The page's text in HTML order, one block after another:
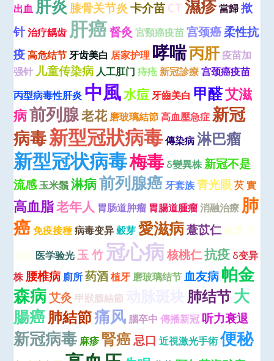
出血 肝炎 膝骨关节炎卡介苗CT 濕疹當歸 揿
针治疗龋齿 肝癌督灸 宮頸癌疫苗 宫颈癌柔性抗
疫 高危结节 牙齿美白 居家护理 哮喘丙肝疫苗加
强针 儿童传染病 人工肛门 痔疮 新冠診療 宫颈癌疫苗
丙型病毒性肝炎 中風水痘 牙齒美白 甲醛艾滋
病前列腺老花 磨玻璃結節 高血壓急症 新冠
病毒新型冠狀病毒 傳染病 淋巴瘤
新型冠状病毒梅毒 δ變異株新冠不是
流感玉米鬚 淋病前列腺癌 牙套族 青光眼 芡 實
高血脂老年人 胃肠道肿瘤 胃腸道腫瘤 消融治療 肺
癌 免疫接種 病毒变异 穀芽 愛滋病薏苡仁拔牙
医学验光 玉 竹 冠心病 核桃仁抗疫 δ变异
株腰椎病 廁所 药酒 植牙 磨玻璃结节 血友病帕金
森病艾灸 甲狀腺結節 肺结节大
腸癌肺結節痛风 腦卒中 傳播新冠 听力衰退
新冠病毒 麻疹 腎癌忌口 近視激光手術 便秘